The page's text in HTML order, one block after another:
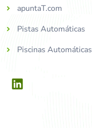
apuntaT.com
Pistas Automáticas
Piscinas Automáticas